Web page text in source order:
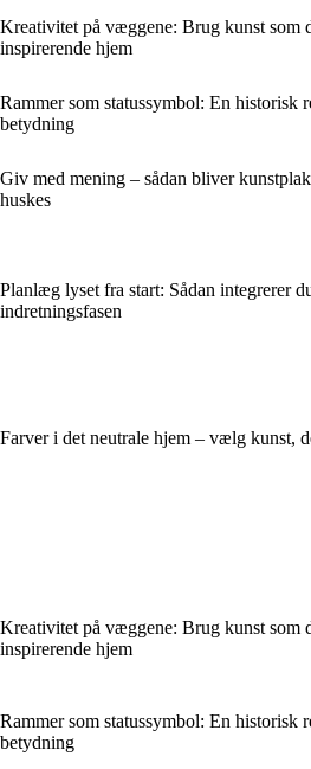
Kreativitet på væggene: Brug kunst som
inspirerende hjem
Rammer som statussymbol: En historisk
betydning
Giv med mening – sådan bliver
huskes
Planlæg lyset fra start: Sådan integrerer
indretningsfasen
Farver i det neutrale hjem – vælg kunst,
Kreativitet på væggene: Brug kunst som
inspirerende hjem
Rammer som statussymbol: En historisk
betydning